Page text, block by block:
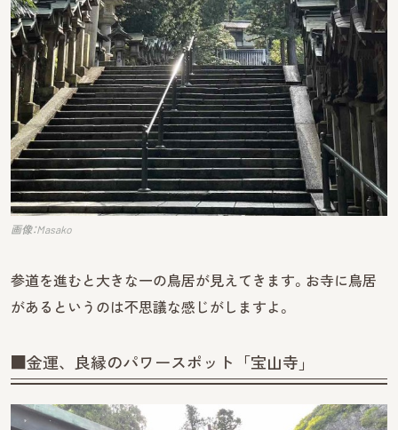
画像：Masako
参道を進むと大きな一の鳥居が見えてきます。お寺に鳥居
があるというのは不思議な感じがしますよ。
■金運、良縁のパワースポット「宝山寺」